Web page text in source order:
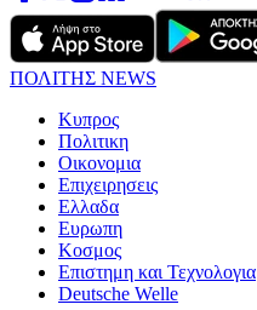
ΠΟΛΙΤΗΣ NEWS
Κυπρος
Πολιτικη
Οικονομια
Επιχειρησεις
Ελλαδα
Ευρωπη
Κοσμος
Επιστημη και Τεχνολογια
Deutsche Welle